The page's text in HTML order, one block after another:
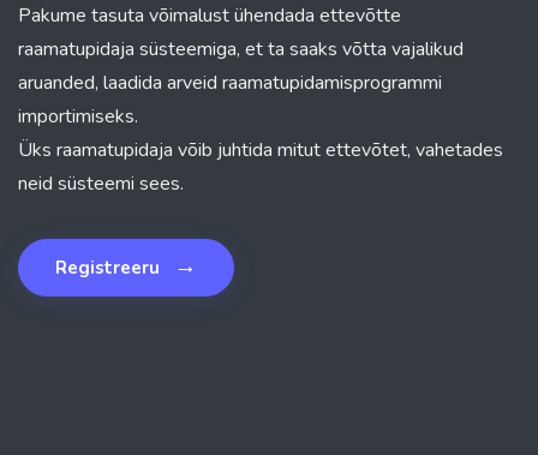
Pakume tasuta võimalust ühendada ettevõtte
raamatupidaja süsteemiga, et ta saaks võtta vajalikud
aruanded, laadida arveid raamatupidamisprogrammi
importimiseks.
Üks raamatupidaja võib juhtida mitut ettevõtet, vahetades
neid süsteemi sees.
Registreeru →